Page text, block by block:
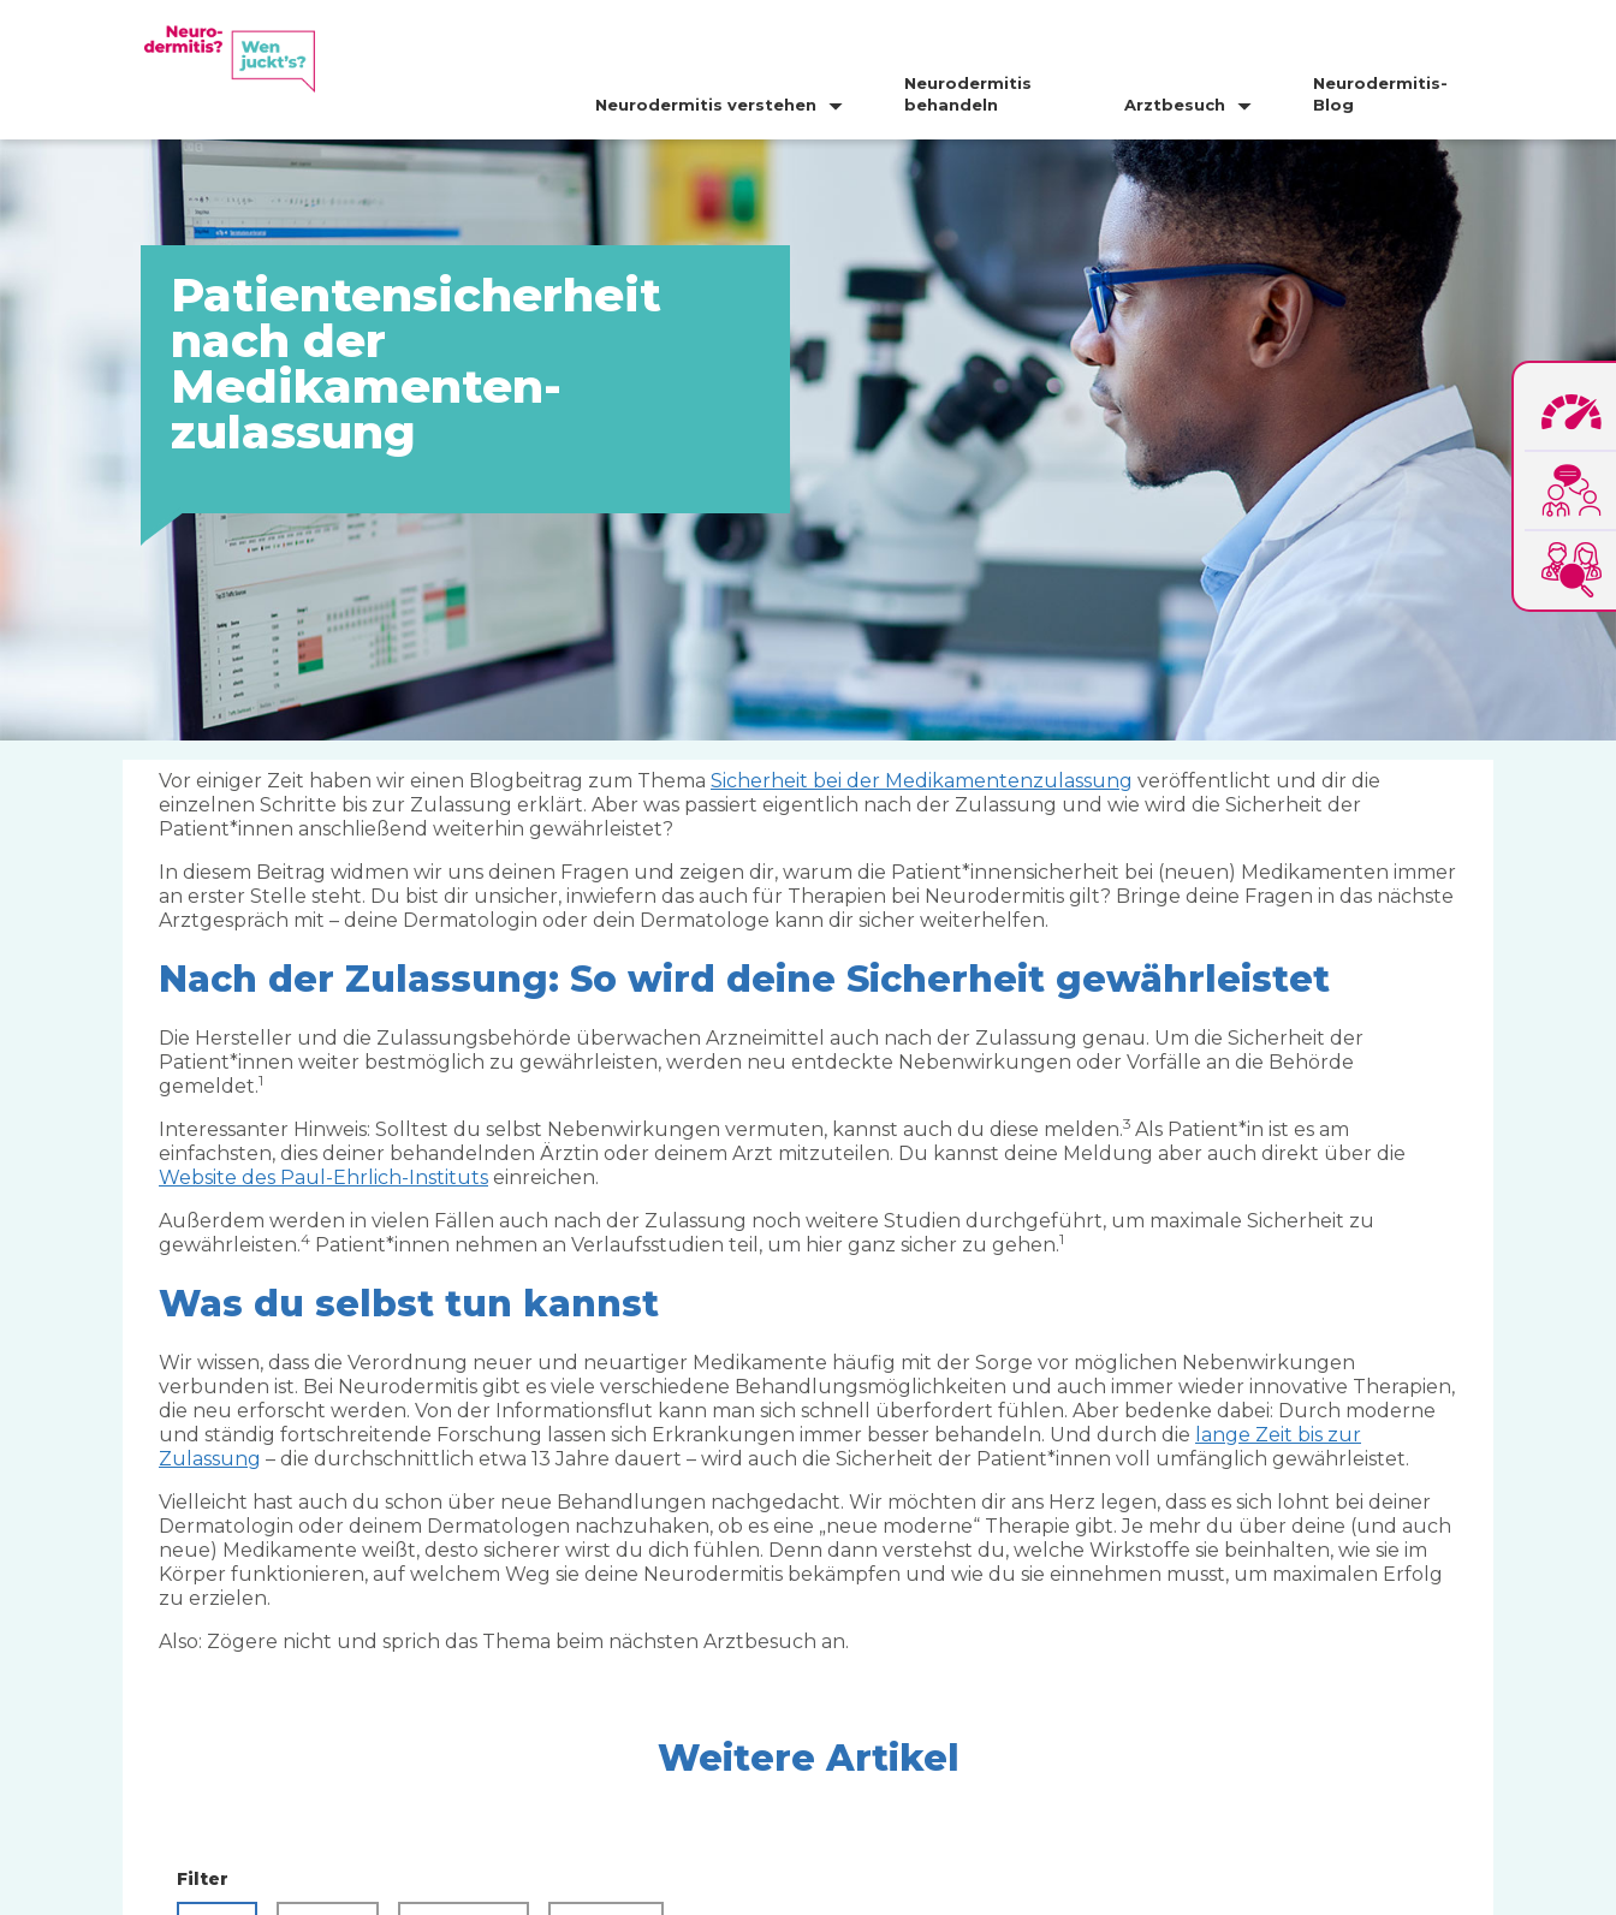
Neurodermitis verstehen
Neurodermitis
behandeln
Arztbesuch
Neurodermitis-
Blog
Patientensicherheit
nach der
Medikamenten-
zulassung
Vor einiger Zeit haben wir einen Blogbeitrag zum Thema Sicherheit bei der Medikamentenzulassung veröffentlicht und dir die
einzelnen Schritte bis zur Zulassung erklärt. Aber was passiert eigentlich nach der Zulassung und wie wird die Sicherheit der
Patient*innen anschließend weiterhin gewährleistet?
In diesem Beitrag widmen wir uns deinen Fragen und zeigen dir, warum die Patient*innensicherheit bei (neuen) Medikamenten immer
an erster Stelle steht. Du bist dir unsicher, inwiefern das auch für Therapien bei Neurodermitis gilt? Bringe deine Fragen in das nächste
Arztgespräch mit – deine Dermatologin oder dein Dermatologe kann dir sicher weiterhelfen.
Nach der Zulassung: So wird deine Sicherheit gewährleistet
Die Hersteller und die Zulassungsbehörde überwachen Arzneimittel auch nach der Zulassung genau. Um die Sicherheit der
Patient*innen weiter bestmöglich zu gewährleisten, werden neu entdeckte Nebenwirkungen oder Vorfälle an die Behörde
gemeldet.1
Interessanter Hinweis: Solltest du selbst Nebenwirkungen vermuten, kannst auch du diese melden.3 Als Patient*in ist es am
einfachsten, dies deiner behandelnden Ärztin oder deinem Arzt mitzuteilen. Du kannst deine Meldung aber auch direkt über die
Website des Paul-Ehrlich-Instituts einreichen.
Außerdem werden in vielen Fällen auch nach der Zulassung noch weitere Studien durchgeführt, um maximale Sicherheit zu
gewährleisten.4 Patient*innen nehmen an Verlaufsstudien teil, um hier ganz sicher zu gehen.1
Was du selbst tun kannst
Wir wissen, dass die Verordnung neuer und neuartiger Medikamente häufig mit der Sorge vor möglichen Nebenwirkungen
verbunden ist. Bei Neurodermitis gibt es viele verschiedene Behandlungsmöglichkeiten und auch immer wieder innovative Therapien,
die neu erforscht werden. Von der Informationsflut kann man sich schnell überfordert fühlen. Aber bedenke dabei: Durch moderne
und ständig fortschreitende Forschung lassen sich Erkrankungen immer besser behandeln. Und durch die lange Zeit bis zur
Zulassung – die durchschnittlich etwa 13 Jahre dauert – wird auch die Sicherheit der Patient*innen voll umfänglich gewährleistet.
Vielleicht hast auch du schon über neue Behandlungen nachgedacht. Wir möchten dir ans Herz legen, dass es sich lohnt bei deiner
Dermatologin oder deinem Dermatologen nachzuhaken, ob es eine „neue moderne“ Therapie gibt. Je mehr du über deine (und auch
neue) Medikamente weißt, desto sicherer wirst du dich fühlen. Denn dann verstehst du, welche Wirkstoffe sie beinhalten, wie sie im
Körper funktionieren, auf welchem Weg sie deine Neurodermitis bekämpfen und wie du sie einnehmen musst, um maximalen Erfolg
zu erzielen.
Also: Zögere nicht und sprich das Thema beim nächsten Arztbesuch an.
Weitere Artikel
Filter